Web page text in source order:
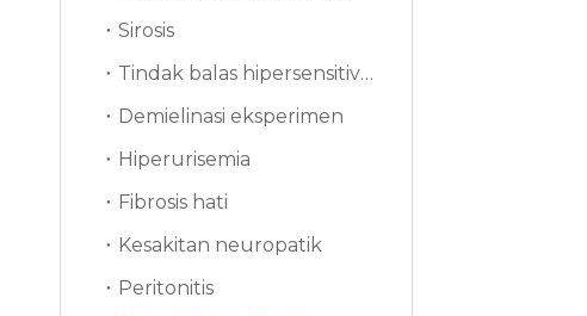
Sirosis
Tindak balas hipersensitiviti jenis tertunda (DTH)
Demielinasi eksperimen
Hiperurisemia
Fibrosis hati
Kesakitan neuropatik
Peritonitis